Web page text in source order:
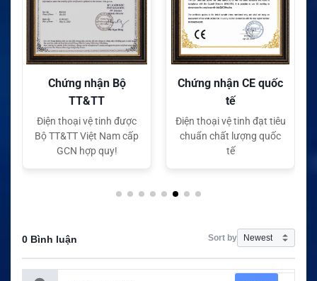
Chứng nhận Bộ
TT&TT
Điện thoại vệ tinh được
Bộ TT&TT Việt Nam cấp
GCN hợp quy!
Chứng nhận CE quốc
tế
Điện thoại vệ tinh đạt tiêu
chuẩn chất lượng quốc
tế
0 Bình luận Sort by